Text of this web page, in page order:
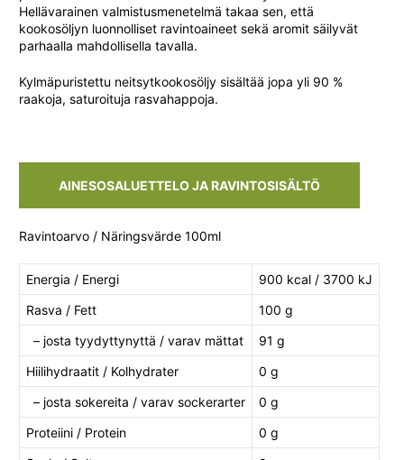
Hellävarainen valmistusmenetelmä takaa sen, että
kookosöljyn luonnolliset ravintoaineet sekä aromit säilyvät
parhaalla mahdollisella tavalla.
Kylmäpuristettu neitsytkookosöljy sisältää jopa yli 90 %
raakoja, saturoituja rasvahappoja.
AINESOSALUETTELO JA RAVINTOSISÄLTÖ
Ravintoarvo / Näringsvärde 100ml
Energia / Energi
900 kcal / 3700 kJ
Rasva / Fett
100 g
– josta tyydyttynyttä / varav mättat
91 g
Hiilihydraatit / Kolhydrater
0 g
– josta sokereita / varav sockerarter
0 g
Proteiini / Protein
0 g